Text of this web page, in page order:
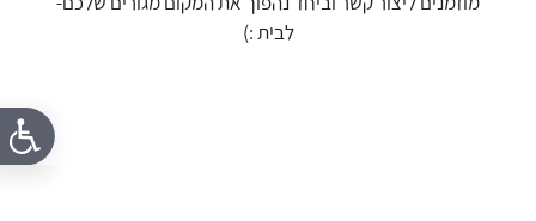
לבית :)